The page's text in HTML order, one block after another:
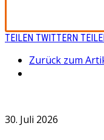
TEILEN TWITTERN
Zurück zum
30. Juli 2026